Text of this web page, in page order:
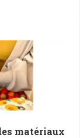
matériaux